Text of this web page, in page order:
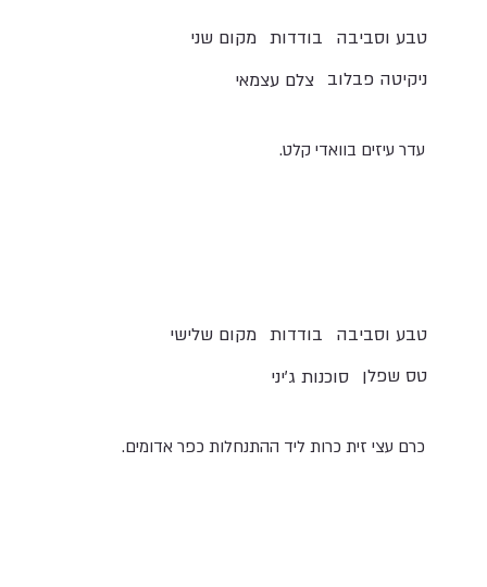
מקום שני בודדות
טבע וסביבה
צלם עצמאי ניקיטה פבלוב
עדר עיזים בוואדי קלט.
מקום שלישי בודדות
טבע וסביבה
סוכנות ג'יני טס שפלן
כרם עצי זית כרות ליד ההתנחלות כפר אדומים.